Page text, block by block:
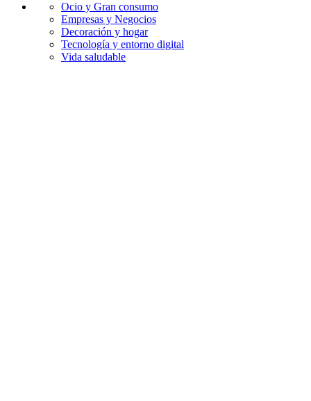
Ocio y Gran consumo
Empresas y Negocios
Decoración y hogar
Tecnología y entorno digital
Vida saludable